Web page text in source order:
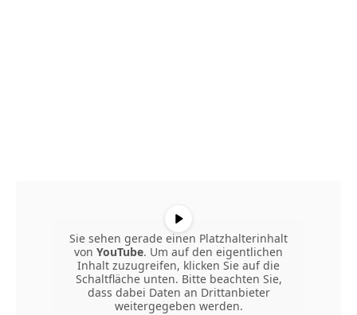
Sie sehen gerade einen Platzhalterinhalt
von YouTube. Um auf den eigentlichen
Inhalt zuzugreifen, klicken Sie auf die
Schaltfläche unten. Bitte beachten Sie,
dass dabei Daten an Drittanbieter
weitergegeben werden.